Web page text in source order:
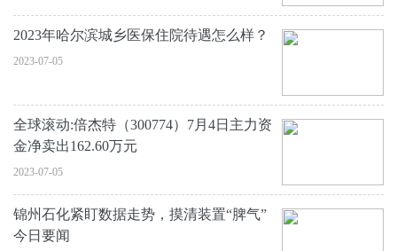
2023年哈尔滨城乡医保住院待遇怎么样？
2023-07-05
全球滚动:倍杰特（300774）7月4日主力资
金净卖出162.60万元
2023-07-05
锦州石化紧盯数据走势，摸清装置“脾气”
今日要闻